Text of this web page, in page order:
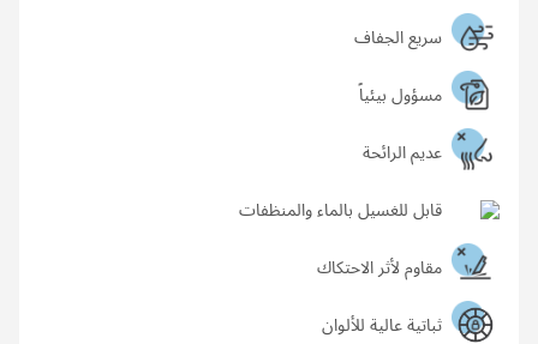
سريع الجفاف
مسؤول بيئياً
عديم الرائحة
قابل للغسيل بالماء والمنظفات
مقاوم لأثر الاحتكاك
ثباتية عالية للألوان